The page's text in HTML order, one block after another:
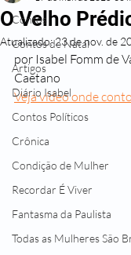
Contos
Contos de Natal
Artigos
Diário Isabel
Contos Políticos
Crônica
Condição de Mulher
Recordar É Viver
Fantasma da Paulista
Todas as Mulheres São
O Velho
Atualizado:23 de nov. de
por Isabel Fomm de
Caetano
Veja vídeo onde